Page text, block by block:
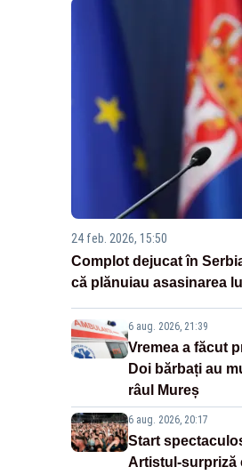
24 feb. 2026, 15:50
Complot dejucat în
că plănuiau asasinarea
6 aug. 2026, 21:39
Vremea a făcut
Doi bărbați au
râul Mureș
6 aug. 2026, 20:17
Start
Artistul-surpriză